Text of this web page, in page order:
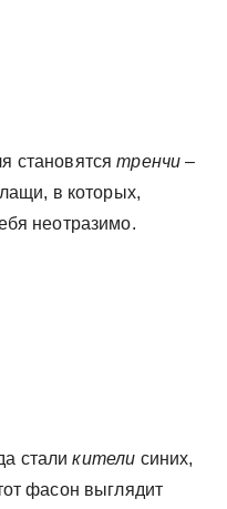
становятсятренчи –
в которых,
неотразимо.
сталикители синих,
фасон выглядит